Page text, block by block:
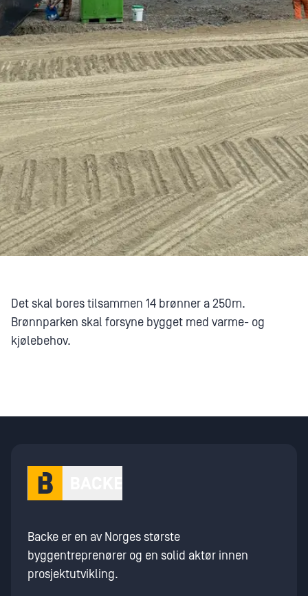
Det skal bores tilsammen 14 brønner a 250m.
Brønnparken skal forsyne bygget med varme- og
kjølebehov.
Backe er en av Norges største
byggentreprenører og en solid aktør innen
prosjektutvikling.